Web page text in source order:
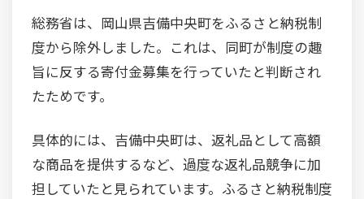
総務省は、岡山県吉備中央町をふるさと納税制
度から除外しました。これは、同町が制度の趣
旨に反する寄付金募集を行っていたと判断され
たためです。
具体的には、吉備中央町は、返礼品として高額
な商品を提供するなど、過度な返礼品競争に加
担していたと見られています。ふるさと納税制度